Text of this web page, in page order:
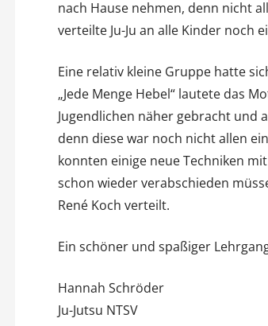
nach Hause nehmen, denn nicht
verteilte Ju-Ju an alle Kinder noch
Eine relativ kleine Gruppe hatte
„Jede Menge Hebel“ lautete das
Jugendlichen näher gebracht und
denn diese war noch nicht allen
konnten einige neue Techniken
schon wieder verabschieden
René Koch verteilt.
Ein schöner und spaßiger
Hannah Schröder
Ju-Jutsu NTSV